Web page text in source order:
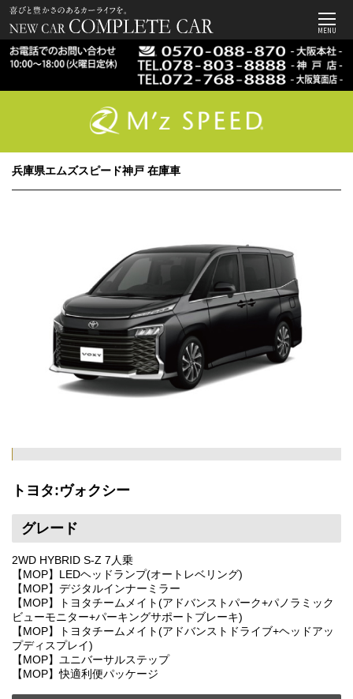
MENU
兵庫県エムズスピード神戸 在庫車
トヨタ:ヴォクシー
グレード
2WD HYBRID S-Z 7人乗
【MOP】LEDヘッドランプ(オートレベリング)
【MOP】デジタルインナーミラー
【MOP】トヨタチームメイト(アドバンストパーク+パノラミック
ビューモニター+パーキングサポートブレーキ)
【MOP】トヨタチームメイト(アドバンストドライブ+ヘッドアッ
プディスプレイ)
【MOP】ユニバーサルステップ
【MOP】快適利便パッケージ